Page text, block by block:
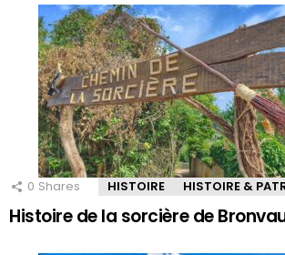
0 Shares HISTOIRE HISTOIRE &
Histoire de la sorcière de